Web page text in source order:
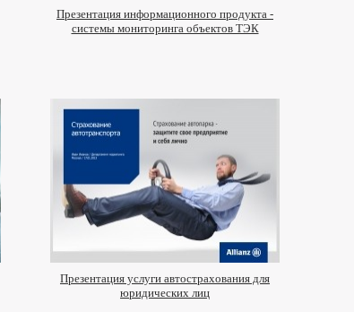
Презентация информационного продукта -
системы мониторинга объектов ТЭК
Презентация услуги автострахования для
юридических лиц